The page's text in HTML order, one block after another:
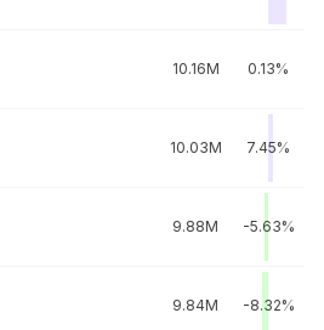
10.16M 0.13%
10.03M 7.45%
9.88M -5.63%
9.84M -8.32%